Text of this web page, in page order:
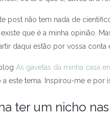
post não tem nada de
que é a minha opinião.
daqui estão por vossa conta
As gavetas da minha casa
este tema. Inspirou-me e por
ter um nicho